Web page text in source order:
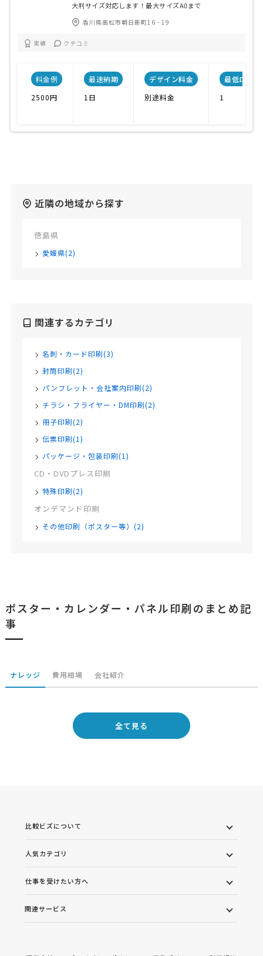
大判サイズ対応します！最大サイズA0まで
香川県高松市朝日新町16 - 19
実績 クチコミ
料金例
2500円
最速納期
1日
デザイン料金
別途料金
最低ロット
1
近隣の地域から探す
徳島県
愛媛県(2)
関連するカテゴリ
名刺・カード印刷(3)
封筒印刷(2)
パンフレット・会社案内印刷(2)
チラシ・フライヤー・DM印刷(2)
冊子印刷(2)
伝票印刷(1)
パッケージ・包装印刷(1)
CD・DVDプレス印刷
特殊印刷(2)
オンデマンド印刷
その他印刷（ポスター等）(2)
ポスター・カレンダー・パネル印刷のまとめ記
事
ナレッジ 費用相場 会社紹介
全て見る
比較ビズについて
人気カテゴリ
仕事を受けたい方へ
関連サービス